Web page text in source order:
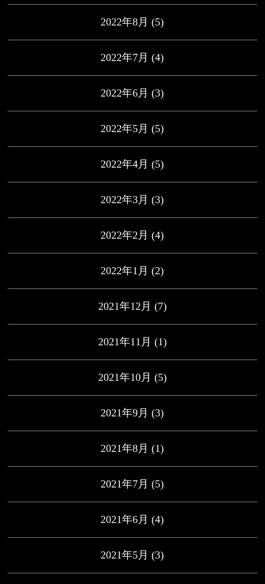
2022年8月 (5)
2022年7月 (4)
2022年6月 (3)
2022年5月 (5)
2022年4月 (5)
2022年3月 (3)
2022年2月 (4)
2022年1月 (2)
2021年12月 (7)
2021年11月 (1)
2021年10月 (5)
2021年9月 (3)
2021年8月 (1)
2021年7月 (5)
2021年6月 (4)
2021年5月 (3)